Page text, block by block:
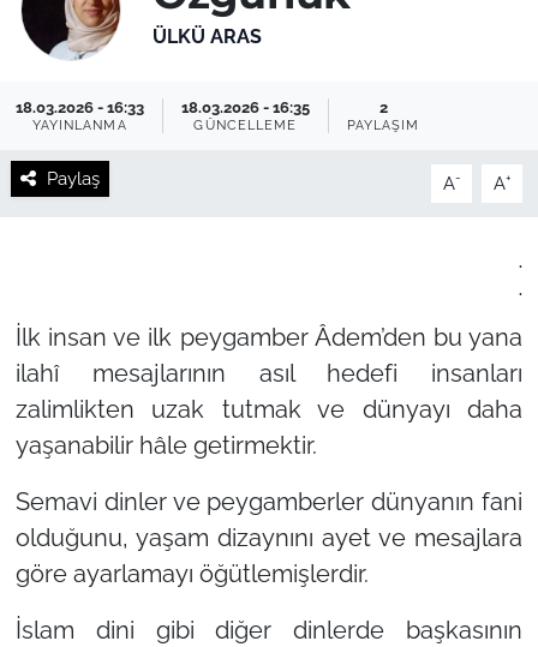
ÜLKÜ ARAS
18.03.2026 - 16:33
YAYINLANMA
18.03.2026 - 16:35
GÜNCELLEME
2
PAYLAŞIM
Paylaş A- A+
.
.
İlk insan ve ilk peygamber Âdem’den bu yana
ilahî mesajlarının asıl hedefi insanları
zalimlikten uzak tutmak ve dünyayı daha
yaşanabilir hâle getirmektir.
Semavi dinler ve peygamberler dünyanın fani
olduğunu, yaşam dizaynını ayet ve mesajlara
göre ayarlamayı öğütlemişlerdir.
İslam dini gibi diğer dinlerde başkasının